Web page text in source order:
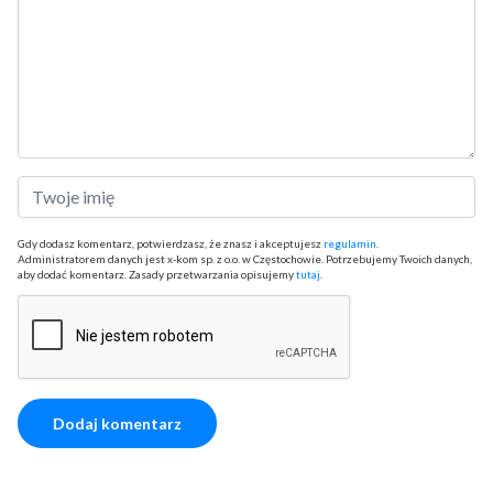
Gdy dodasz komentarz, potwierdzasz, że znasz i akceptujesz regulamin
Administratorem danych jest x-kom sp. z o.o. w Częstochowie. Potrzebujemy Twoich danych,
aby dodać komentarz. Zasady przetwarzania opisujemytutaj